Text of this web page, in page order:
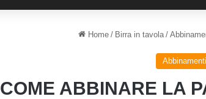
Home / Birra in tavola /
Abbinamenti
COME ABBINARE LA